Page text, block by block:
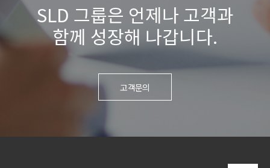
SLD 그룹은 언제나 고객과
함께 성장해 나갑니다.
고객문의